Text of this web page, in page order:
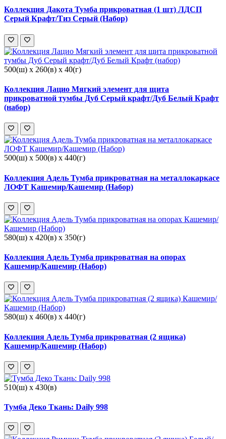
Коллекция Дакота Тумба прикроватная (1 шт) ЛДСП
Серый Крафт/Тиз Серый (Набор)
500(ш) x 260(в) x 40(г)
Коллекция Лацио Мягкий элемент для щита
прикроватной тумбы Дуб Серый крафт/Дуб Белый Крафт
(набор)
500(ш) x 500(в) x 440(г)
Коллекция Адель Тумба прикроватная на металлокаркасе
ЛОФТ Кашемир/Кашемир (Набор)
580(ш) x 420(в) x 350(г)
Коллекция Адель Тумба прикроватная на опорах
Кашемир/Кашемир (Набор)
580(ш) x 460(в) x 440(г)
Коллекция Адель Тумба прикроватная (2 ящика)
Кашемир/Кашемир (Набор)
510(ш) x 430(в)
Тумба Деко Ткань: Daily 998